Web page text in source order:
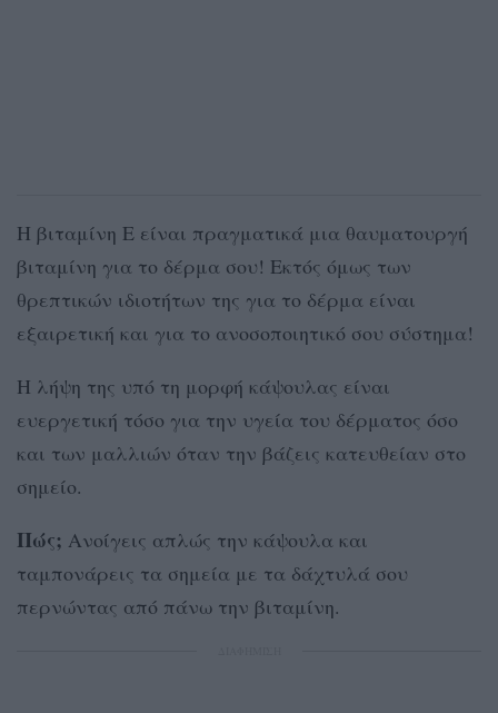
Η βιταμίνη Ε είναι πραγματικά μια θαυματουργή
βιταμίνη για το δέρμα σου! Εκτός όμως των
θρεπτικών ιδιοτήτων της για το δέρμα είναι
εξαιρετική και για το ανοσοποιητικό σου σύστημα!
Η λήψη της υπό τη μορφή κάψουλας είναι
ευεργετική τόσο για την υγεία του δέρματος όσο
και των μαλλιών όταν την βάζεις κατευθείαν στο
σημείο.
Πώς; Ανοίγεις απλώς την κάψουλα και
ταμπονάρεις τα σημεία με τα δάχτυλά σου
περνώντας από πάνω την βιταμίνη.